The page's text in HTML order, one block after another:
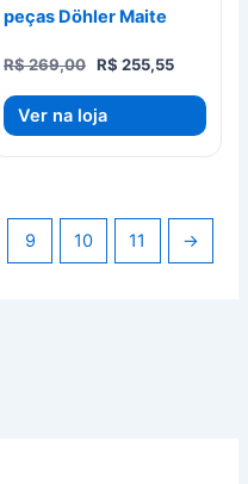
peças Döhler Maite
R$269,00 O
era:
R$ 255,55O
atual
R$
Ver na loja
9 10 11 →